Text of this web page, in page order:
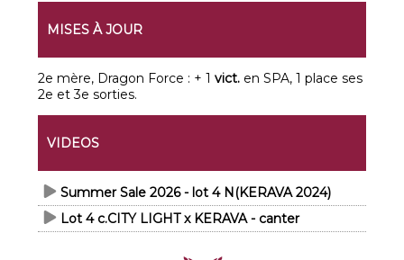
MISES À JOUR
2e mère, Dragon Force : + 1vict. en SPA, 1 place ses
2e et 3e sorties.
VIDEOS
Summer Sale 2026 - lot 4 N(KERAVA 2024)
Lot 4 c.CITY LIGHT x KERAVA - canter